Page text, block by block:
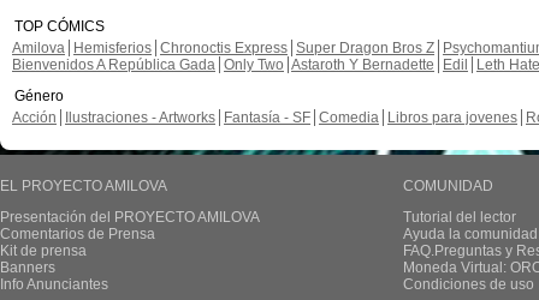
TOP CÓMICS
Amilova
Hemisferios Chronoctis Express Super Dragon Bros Z
Bienvenidos A República Gada Only Two Astaroth Y Bernadette Edil
Leth Hate
Género
Acción
Ilustraciones - Artworks Fantasía - SF Comedia Libros para jovenes
EL PROYECTO AMILOVA
Presentación del PROYECTO AMILOVA
Comentarios de Prensa
Kit de prensa
Banners
Info Anunciantes
COMUNIDAD
Tutorial del lector
Ayuda la
FAQ.Preguntas y
Moneda Virtual:
Condiciones de uso